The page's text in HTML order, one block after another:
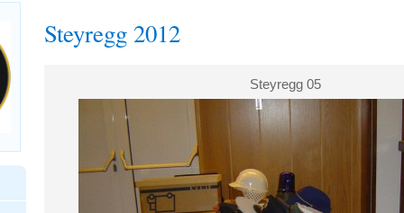
Steyregg 2012
Steyregg 05